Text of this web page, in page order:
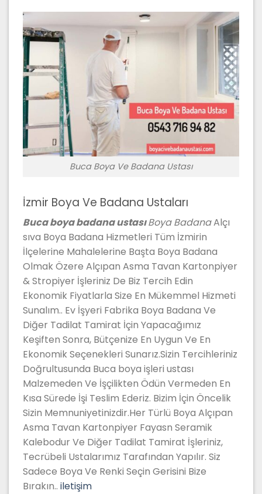
Buca Boya Ve Badana Ustası
İzmir Boya Ve Badana Ustaları
Buca boya badana ustasıBoya BadanaAlçı
sıva Boya Badana Hizmetleri Tüm İzmirin
İlçelerine Mahalelerine Başta Boya Badana
Olmak Özere Alçıpan Asma Tavan Kartonpiyer
& Stropiyer İşleriniz De Biz Tercih Edin
Ekonomik Fiyatlarla Size En Mükemmel Hizmeti
Sunalım.. Ev İşyeri Fabrika Boya Badana Ve
Diğer Tadilat Tamirat İçin Yapacağımız
Keşiften Sonra, Bütçenize En Uygun Ve En
Ekonomik Seçenekleri Sunarız.Sizin Tercihleriniz
Doğrultusunda Buca boya işleri ustası
Malzemeden Ve İşçilikten Ödün Vermeden En
Kısa Sürede İşi Teslim Ederiz. Bizim İçin Öncelik
Sizin Memnuniyetinizdir.Her Türlü Boya Alçıpan
Asma Tavan Kartonpiyer Fayasn Seramik
Kalebodur Ve Diğer Tadilat Tamirat İşleriniz,
Tecrübeli Ustalarımız Tarafından Yapılır. Siz
Sadece Boya Ve Renki Seçin Gerisini Bize
Bırakın.. iletişim